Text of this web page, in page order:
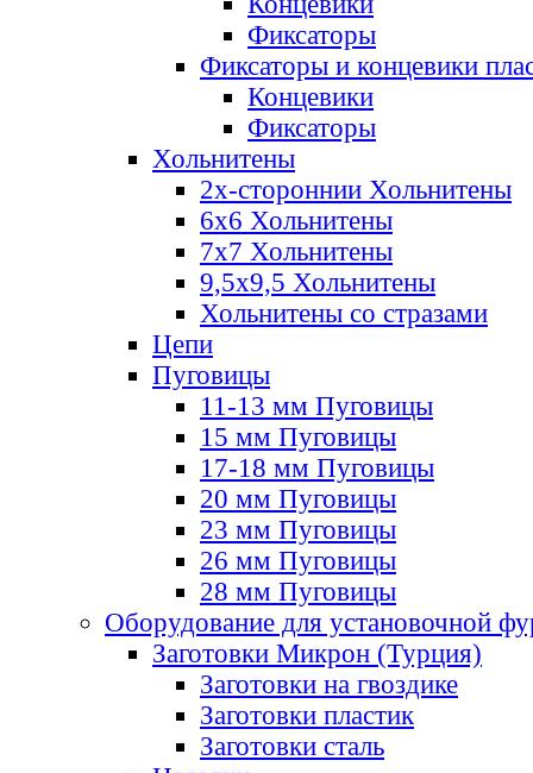
Фиксаторы
Фиксаторы и концевики
Концевики
Фиксаторы
Хольнитены
2х-стороннии Хольнитены
6х6 Хольнитены
7х7 Хольнитены
9,5х9,5 Хольнитены
Хольнитены со стразами
Цепи
Пуговицы
11-13 мм Пуговицы
15 мм Пуговицы
17-18 мм Пуговицы
20 мм Пуговицы
23 мм Пуговицы
26 мм Пуговицы
28 мм Пуговицы
Оборудование для установочной
Заготовки Микрон (Турция)
Заготовки на гвоздике
Заготовки пластик
Заготовки сталь